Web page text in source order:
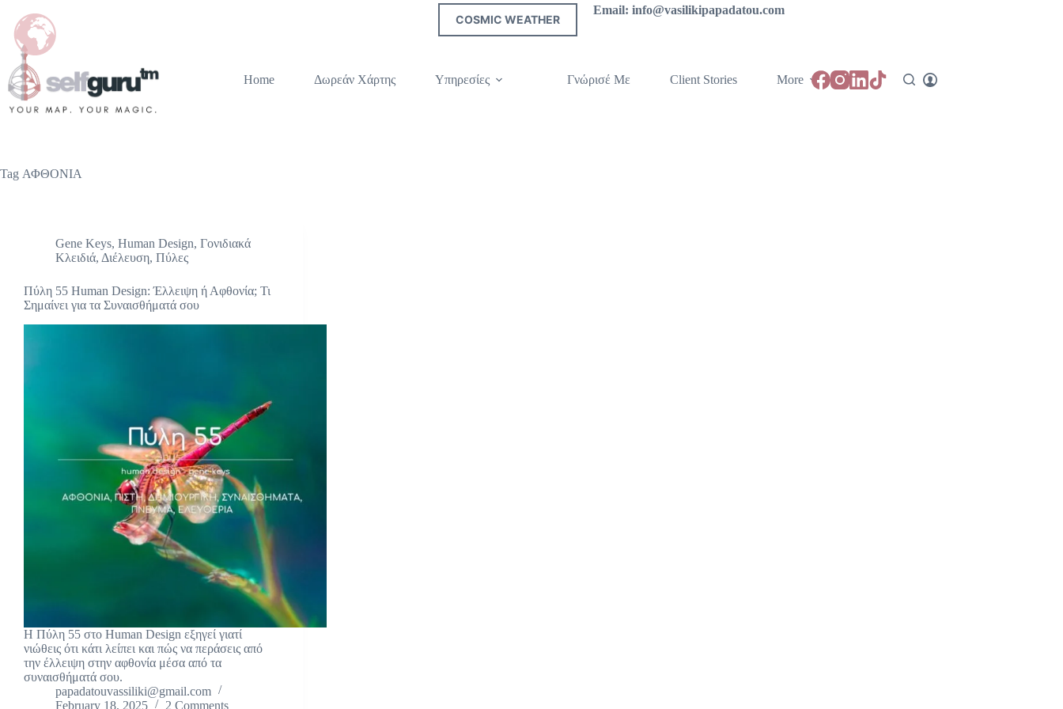
COSMIC WEATHER
Email: info@vasilikipapadatou.com
Home Δωρεάν Χάρτης Υπηρεσίες Γνώρισέ Με Client Stories More
Tag ΑΦΘΟΝIA
Gene Keys, Human Design, Γονιδιακά
Κλειδιά, Διέλευση, Πύλες
Πύλη 55 Human Design: Έλλειψη ή Αφθονία; Τι
Σημαίνει για τα Συναισθήματά σου
Η Πύλη 55 στο Human Design εξηγεί γιατί
νιώθεις ότι κάτι λείπει και πώς να περάσεις από
την έλλειψη στην αφθονία μέσα από τα
συναισθήματά σου.
papadatouvassiliki@gmail.com
February 18, 2025
2 Comments